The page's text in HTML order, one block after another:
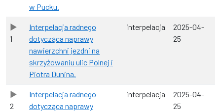
w Pucku.
1
Interpelacja radnego
dotycząca naprawy
nawierzchni jezdni na
skrzyżowaniu ulic Polnej i
Piotra Dunina.
interpelacja
2025-04-
25
2
Interpelacja radnego
dotycząca naprawy
interpelacja
2025-04-
25